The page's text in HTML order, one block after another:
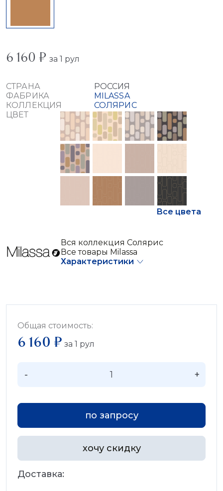
6 160 ₽ за 1 рул
СТРАНА
РОССИЯ
ФАБРИКА
MILASSA
КОЛЛЕКЦИЯ
СОЛЯРИС
ЦВЕТ
Все цвета
Вся коллекция Солярис
Все товары Milassa
Характеристики
Общая стоимость:
6 160 ₽ за 1 рул
- +
по запросу
хочу скидку
Доставка: